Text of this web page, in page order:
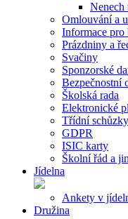
Nenech
Omlouvání a
Informace
Prázdniny a
Svačiny
Sponzorské
Bezpečnostní
Školská rada
Elektronické
Třídní
GDPR
ISIC karty
Školní řád a
Jídelna
Ankety v
Družina